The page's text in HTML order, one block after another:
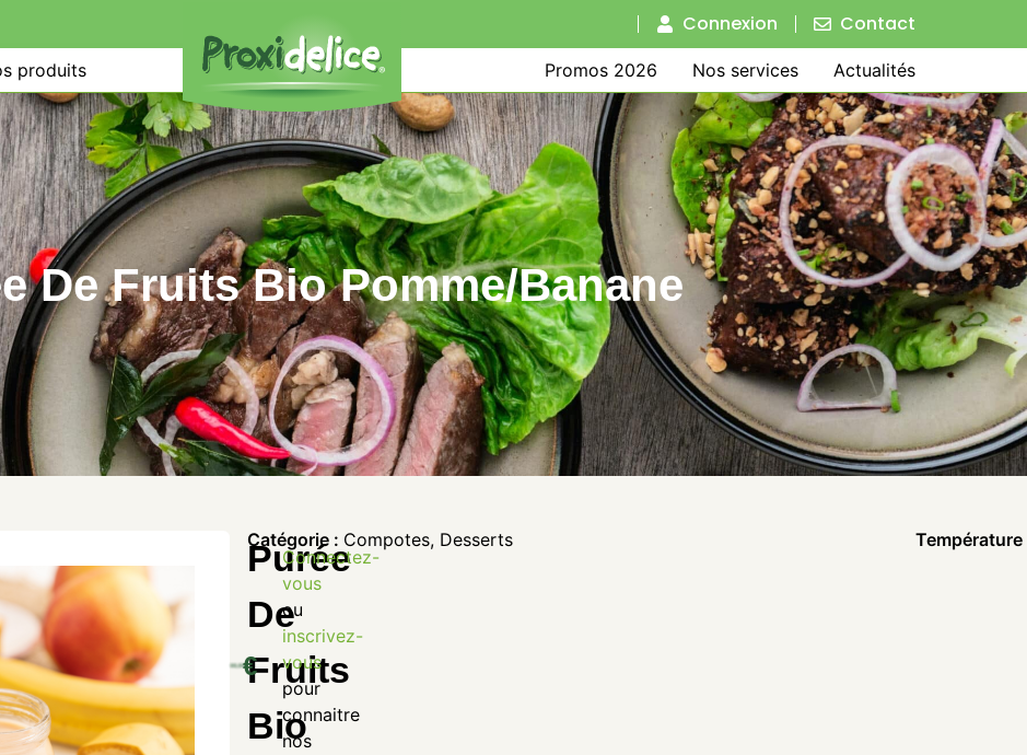
Connexion Contact
produits Promos 2026 Nos services Actualités
De Fruits Bio Pomme/Banane
Purée
De
Fruits
Bio
€
Connectez-
vous
ou
inscrivez-
vous
pour
connaitre
nos
Catégorie : Compotes, Desserts